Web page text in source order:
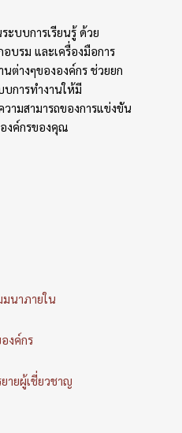
ะบบการเรียนรู้ ด้วย
บรม และเครื่องมือการ
ต่างๆขององค์กร ช่วยยก
การทำงานให้มี
ามสามารถของการแข่งขัน
งค์กรของคุณ
มนาภายใน
งค์กร
ายผู้เชี่ยวชาญ